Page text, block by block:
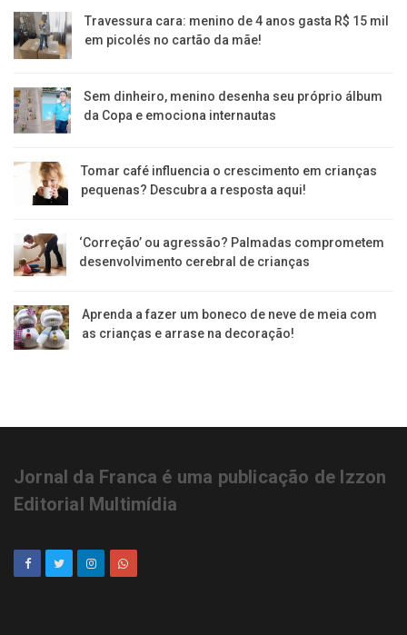
Travessura cara: menino de 4 anos gasta R$ 15 mil
em picolés no cartão da mãe!
Sem dinheiro, menino desenha seu próprio álbum
da Copa e emociona internautas
Tomar café influencia o crescimento em crianças
pequenas? Descubra a resposta aqui!
‘Correção’ ou agressão? Palmadas comprometem
desenvolvimento cerebral de crianças
Aprenda a fazer um boneco de neve de meia com
as crianças e arrase na decoração!
Jornal da Franca é uma publicação de Izzon
Editorial Multimídia